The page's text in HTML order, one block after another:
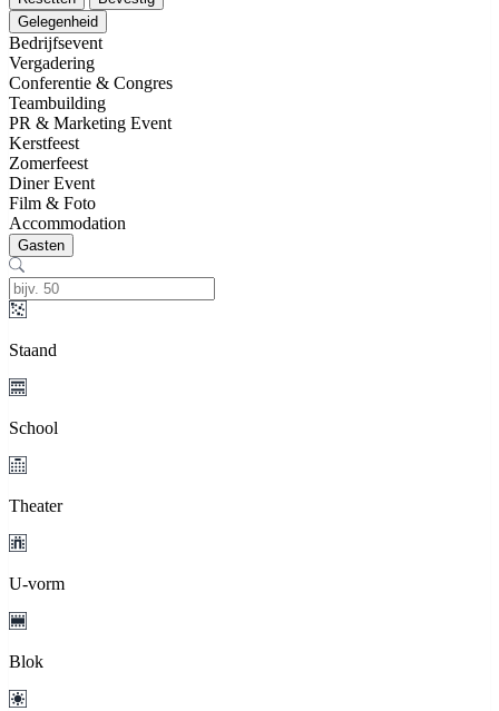
Gelegenheid
Bedrijfsevent
Vergadering
Conferentie & Congres
Teambuilding
PR & Marketing Event
Kerstfeest
Zomerfeest
Diner Event
Film & Foto
Accommodation
Gasten
Staand
School
Theater
U-vorm
Blok